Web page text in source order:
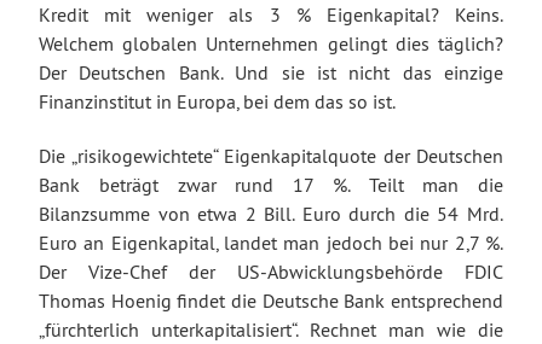
Kredit mit weniger als 3 % Eigenkapital? Keins.
Welchem globalen Unternehmen gelingt dies täglich?
Der Deutschen Bank. Und sie ist nicht das einzige
Finanzinstitut in Europa, bei dem das so ist.
Die „risikogewichtete“ Eigenkapitalquote der Deutschen
Bank beträgt zwar rund 17 %. Teilt man die
Bilanzsumme von etwa 2 Bill. Euro durch die 54 Mrd.
Euro an Eigenkapital, landet man jedoch bei nur 2,7 %.
Der Vize-Chef der US-Abwicklungsbehörde FDIC
Thomas Hoenig findet die Deutsche Bank entsprechend
„fürchterlich unterkapitalisiert“. Rechnet man wie die